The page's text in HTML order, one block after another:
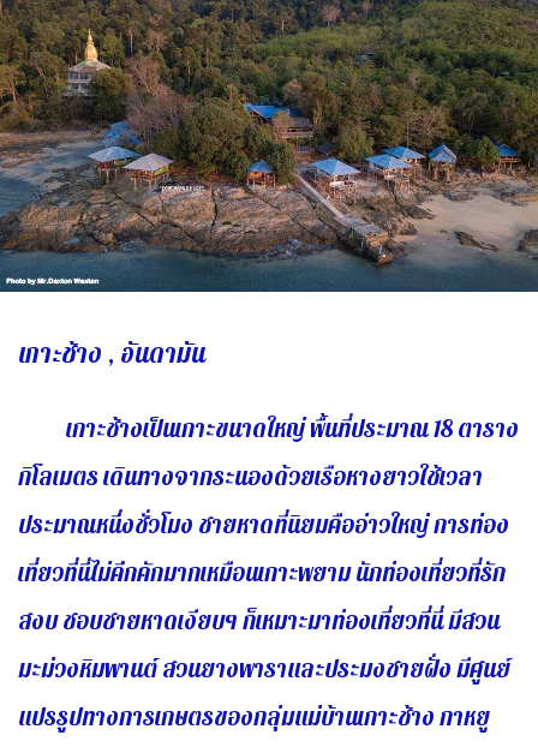
เกาะช้าง , อันดามัน
เกาะช้างเป็นเกาะขนาดใหญ่ พื้นที่ประมาณ 18 ตาราง
กิโลเมตร เดินทางจากระนองด้วยเรือหางยาวใช้เวลา
ประมาณหนึ่งชั่วโมง ชายหาดที่นิยมคืออ่าวใหญ่ การท่อง
เที่ยวที่นี่ไม่คึกคักมากเหมือนเกาะพยาม นักท่องเที่ยวที่รัก
สงบ ชอบชายหาดเงียบๆ ก็เหมาะมาท่องเที่ยวที่นี่ มีสวน
มะม่วงหิมพานต์ สวนยางพาราและประมงชายฝั่ง มีศูนย์
แปรรูปทางการเกษตรของกลุ่มแม่บ้านเกาะช้าง กาหยู